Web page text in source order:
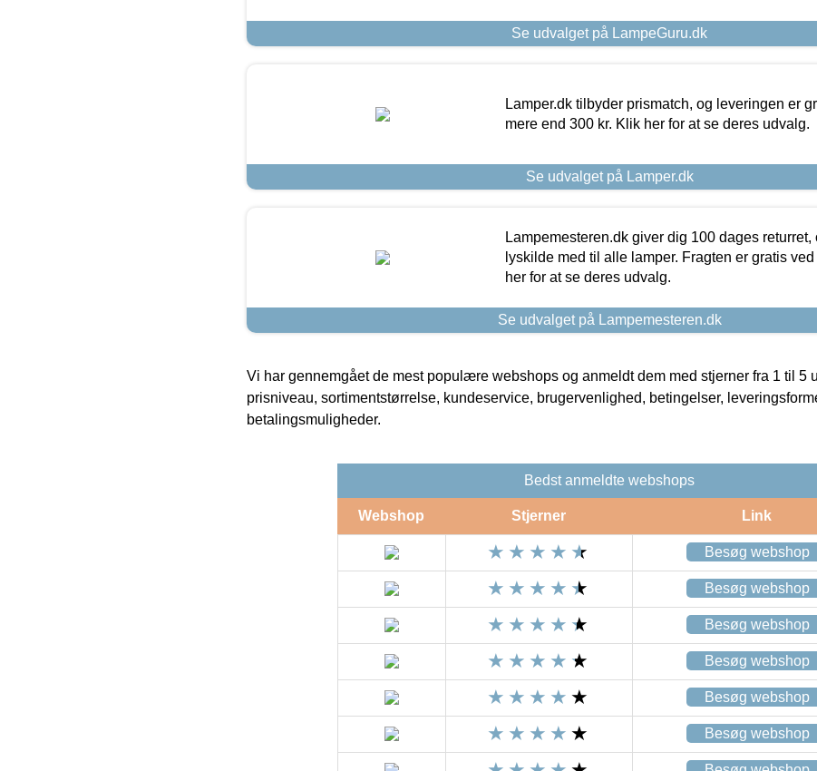
Se udvalget på LampeGuru.dk
Lamper.dk tilbyder prismatch, og leveringen er
mere end 300 kr. Klik her for at se deres udvalg.
Se udvalget på Lamper.dk
Lampemesteren.dk giver dig 100 dages
lyskilde med til alle lamper. Fragten er gratis
her for at se deres udvalg.
Se udvalget på Lampemesteren.dk
Vi har gennemgået de mest populære webshops og anmeldt dem med stjerner fra 1 til 5
prisniveau, sortimentstørrelse, kundeservice, brugervenlighed, betingelser,
betalingsmuligheder.
Bedst anmeldte webshops
Webshop Stjerner Link
Besøg webshop
Besøg webshop
Besøg webshop
Besøg webshop
Besøg webshop
Besøg webshop